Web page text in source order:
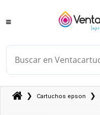
❯ Cartuchos epson ❯